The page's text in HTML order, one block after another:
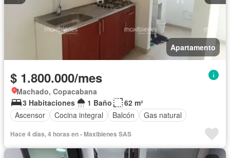
Apartamento
$ 1.800.000/mes
Machado, Copacabana
3 Habitaciones
1 Baño
62 m²
Ascensor
Cocina integral Balcón Gas natural
Hace 4 días, 4 horas en - Maxibienes SAS